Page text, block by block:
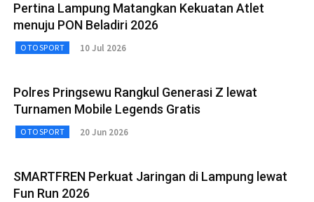
Pertina Lampung Matangkan Kekuatan Atlet
menuju PON Beladiri 2026
OTOSPORT 10 Jul 2026
Polres Pringsewu Rangkul Generasi Z lewat
Turnamen Mobile Legends Gratis
OTOSPORT 20 Jun 2026
SMARTFREN Perkuat Jaringan di Lampung lewat
Fun Run 2026